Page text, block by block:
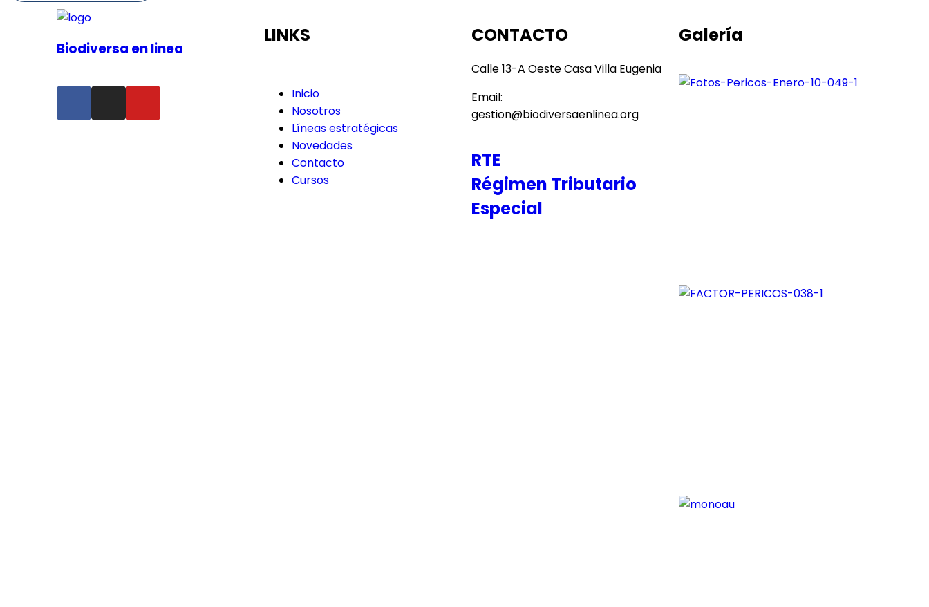
Biodiversa en linea
LINKS
Inicio
Nosotros
Líneas estratégicas
Novedades
Contacto
Cursos
CONTACTO
Calle 13-A Oeste Casa Villa Eugenia
Email:
gestion@biodiversaenlinea.org
RTE
Régimen Tributario
Especial
Galería